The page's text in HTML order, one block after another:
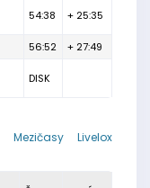
54:38 + 25:35
56:52
+ 27:49
DISK
Livelox
Mezičasy